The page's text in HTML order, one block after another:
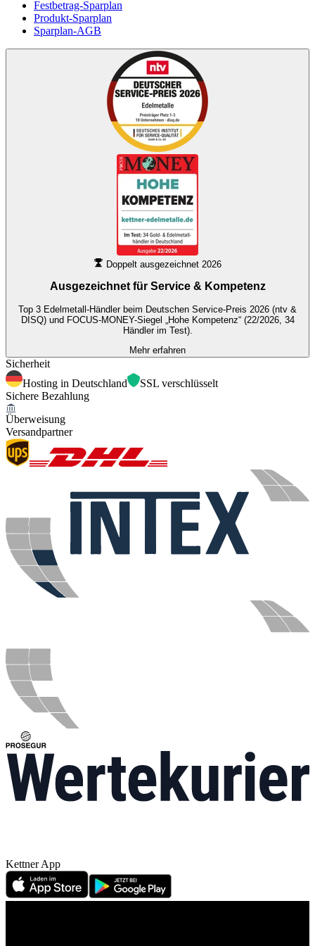
Festbetrag-Sparplan
Produkt-Sparplan
Sparplan-AGB
Doppelt ausgezeichnet 2026
Ausgezeichnet für Service & Kompetenz
Top 3 Edelmetall-Händler beim Deutschen Service-Preis 2026 (ntv &
DISQ) und FOCUS-MONEY-Siegel „Hohe Kompetenz“ (22/2026, 34
Händler im Test).
Mehr erfahren
Sicherheit
Hosting in Deutschland
SSL verschlüsselt
Sichere Bezahlung
Überweisung
Versandpartner
Kettner App